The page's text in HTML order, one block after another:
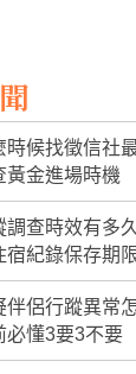
時候找徵信社
黃金進場時機
調查時效有多
宿紀錄保存期
伴侶行蹤異常
必懂3要3不要